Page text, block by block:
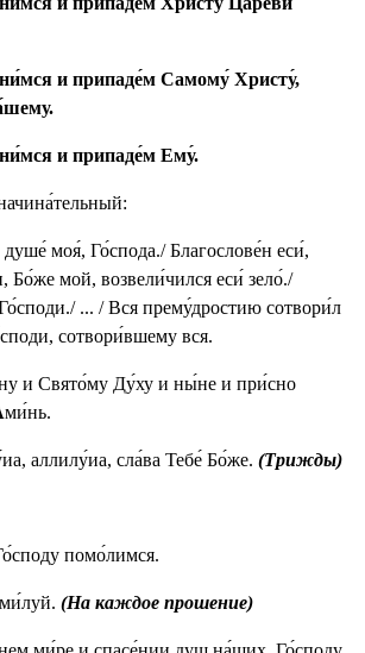
и припаде́м Самому́ Христу́,
и припаде́м Ему́.
душе́ моя́, Го́спода./ Благослове́н еси́,
Бо́же мой, возвели́чился еси́ зело́./
... / Вся прему́дростию сотвори́л
сотвори́вшему вся.
и Свято́му Ду́ху и ны́не и при́сно
ми́нь.
аллилу́иа, сла́ва Тебе́ Бо́же. (Трижды)
помо́лимся.
(На каждое прошение)